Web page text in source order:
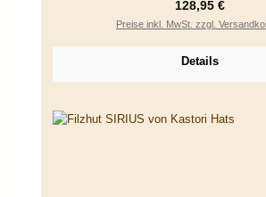
Regulärer Preis:
128,95 €
Preise inkl. MwSt. zzgl.
Details